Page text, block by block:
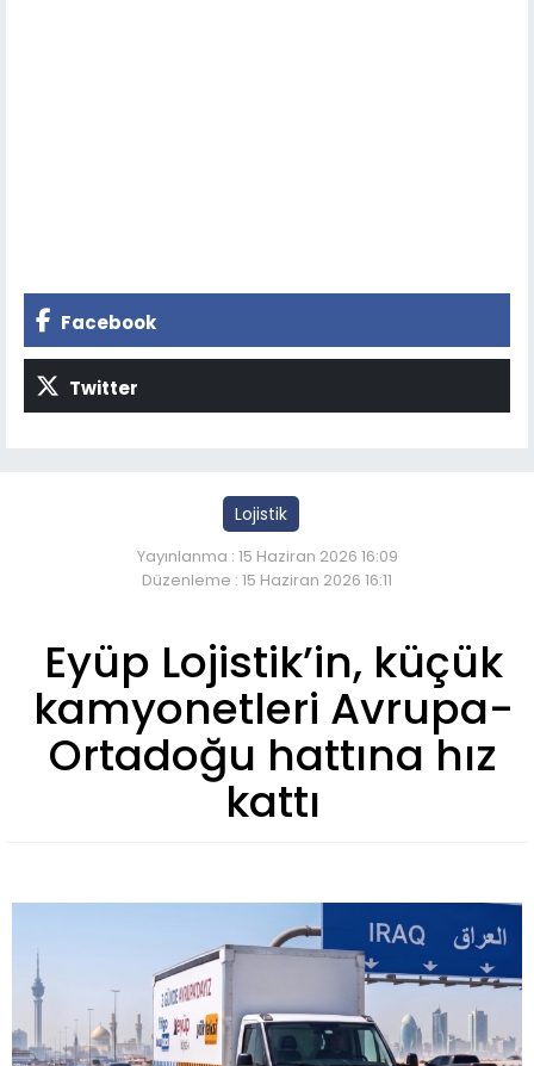
Facebook
Twitter
Lojistik
Yayınlanma : 15 Haziran 2026 16:09
Düzenleme : 15 Haziran 2026 16:11
Eyüp Lojistik’in, küçük
kamyonetleri Avrupa-
Ortadoğu hattına hız
kattı